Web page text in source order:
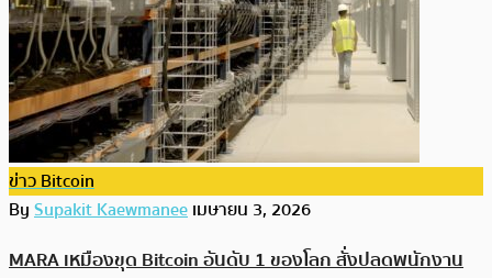
ข่าว Bitcoin
BySupakit Kaewmaneeเมษายน 3, 2026
MARA เหมืองขุด Bitcoin อันดับ 1 ของโลก สั่งปลดพนักงาน